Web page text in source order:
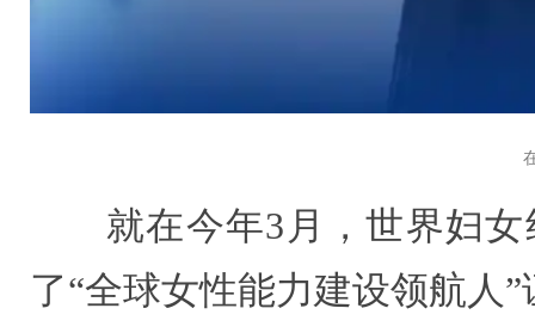
就在今年3月，世界妇
了“全球女性能力建设领航人